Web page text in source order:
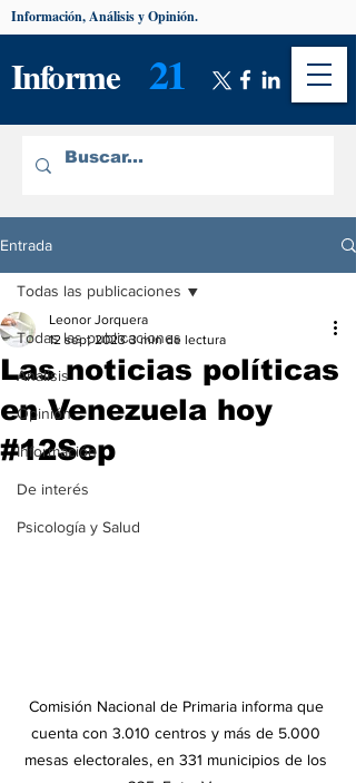
Informe 21
Información, Análisis y Opinión.
Entrada
Todas las publicaciones
Análisis
Opinión
Información
De interés
Psicología y Salud
Todas las publicaciones
Las noticias políticas
en Venezuela hoy
#12Sep
Leonor Jorquera
12 sept 2023 3 min de lectura
Comisión Nacional de Primaria informa que
cuenta con 3.010 centros y más de 5.000
mesas electorales, en 331 municipios de los